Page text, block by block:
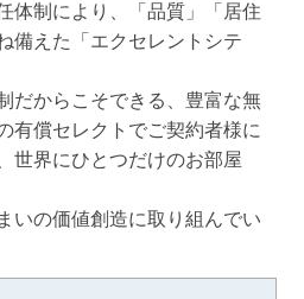
体制により、「品質」「居住
備えた「エクセレントシテ
だからこそできる、豊富な無
有償セレクトでご契約者様に
世界にひとつだけのお部屋
いの価値創造に取り組んでい